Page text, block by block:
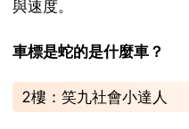
與速度。
車標是蛇的是什麼車？
2樓：笑九社會小達人